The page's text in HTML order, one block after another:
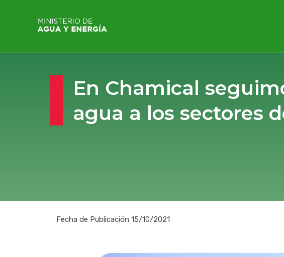
En Chamical
agua a los sectores
Fecha de Publicación 15/10/2021